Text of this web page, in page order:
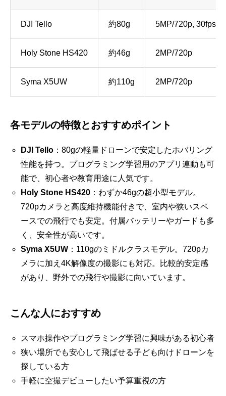
DJI Tello 約80g 5MP/720p, 30fps
Holy Stone HS420 約46g 2MP/720p
Syma X5UW 約110g 2MP/720p
各モデルの特徴とおすすめポイント
DJI Tello：80gの軽量ドローンで安定したホバリング
性能を持つ。プログラミング学習用のアプリ連動も可
能で、初心者や教育用途に人気です。
Holy Stone HS420：わずか46gの超小型モデル。
720pカメラと高度維持機能付きで、室内や狭いスペ
ースでの飛行でも安定。付属バッテリーやガードも多
く、安全性が高いです。
Syma X5UW：110gのミドルクラスモデル。720pカ
メラに加え4K解像度の撮影にも対応。比較的安定感
があり、野外での飛行や撮影に向いています。
こんな人におすすめ
スマホ操作やプログラミング学習に興味がある初心者
狭い場所でも安心して飛ばせる子ども向けドローンを
探している方
手軽に空撮デビューしたい予算重視の方